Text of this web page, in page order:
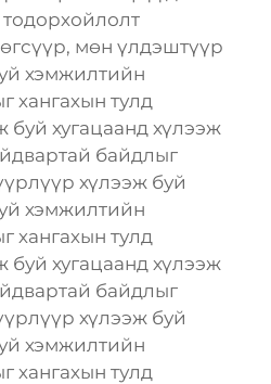
мөн үлдэштүүр
хэмжилтийн
хангахын тулд
буй хугацаанд хүлээж
байдлыг
хүлээж буй
хэмжилтийн
хангахын тулд
буй хугацаанд хүлээж
байдлыг
хүлээж буй
хэмжилтийн
хангахын тулд